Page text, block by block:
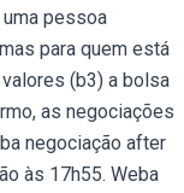
pessoa
para quem está
(b3) a bolsa
as negociações
negociação after
às 17h55. Weba